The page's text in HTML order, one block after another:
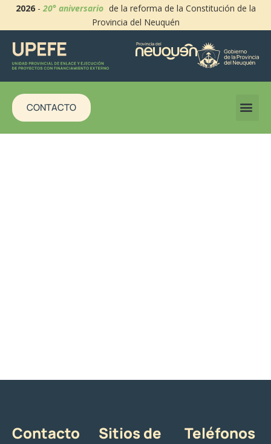
2026-20° aniversario de la reforma de la Constitución de la
Provincia del Neuquén
CONTACTO
Contacto
Sitios de
Teléfonos